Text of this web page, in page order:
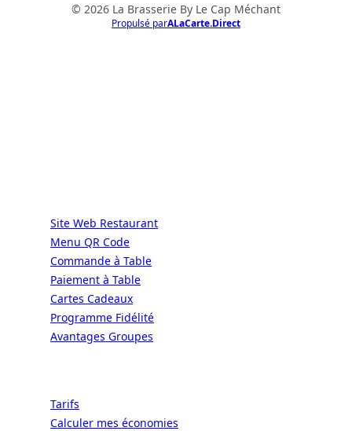
© 2026 La Brasserie By Le Cap Méchant
Propulsé parALaCarte.Direct
Site Web Restaurant
Menu QR Code
Commande à Table
Paiement à Table
Cartes Cadeaux
Programme Fidélité
Avantages Groupes
Tarifs
Calculer mes économies